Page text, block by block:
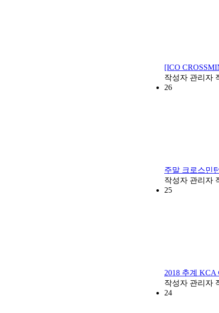
[ICO
작성자 관리자
26
주말 크로스민
작성자 관리자
25
2018 추계
작성자 관리자
24